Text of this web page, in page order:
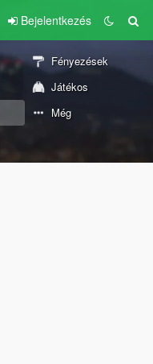
Bejelentkezés
Fényezések
Játékos
Még